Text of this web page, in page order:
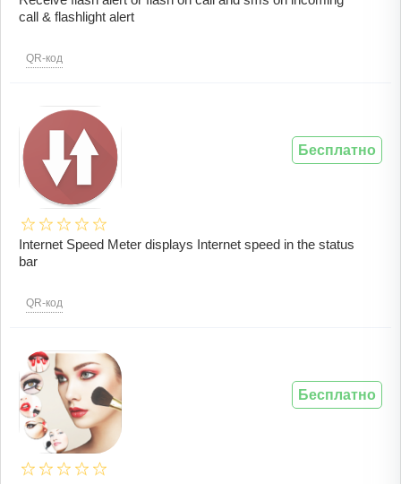
call & flashlight alert
QR-код
Internet Speed Meter displays Internet speed in the status
bar
QR-код
Бесплатно
Бесплатно